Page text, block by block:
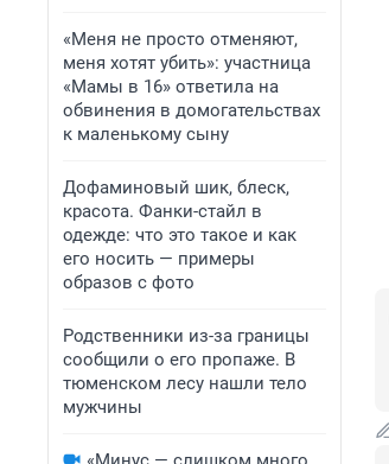
«Меня не просто отменяют,
меня хотят убить»: участница
«Мамы в 16» ответила на
обвинения в домогательствах
к маленькому сыну
Дофаминовый шик, блеск,
красота. Фанки-стайл в
одежде: что это такое и как
его носить — примеры
образов с фото
Родственники из-за границы
сообщили о его пропаже. В
тюменском лесу нашли тело
мужчины